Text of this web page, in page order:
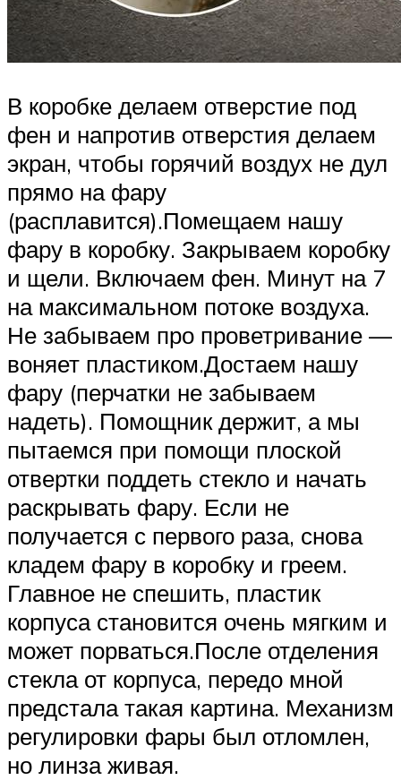
В коробке делаем отверстие под
фен и напротив отверстия делаем
экран, чтобы горячий воздух не дул
прямо на фару
(расплавится).Помещаем нашу
фару в коробку. Закрываем коробку
и щели. Включаем фен. Минут на 7
на максимальном потоке воздуха.
Не забываем про проветривание —
воняет пластиком.Достаем нашу
фару (перчатки не забываем
надеть). Помощник держит, а мы
пытаемся при помощи плоской
отвертки поддеть стекло и начать
раскрывать фару. Если не
получается с первого раза, снова
кладем фару в коробку и греем.
Главное не спешить, пластик
корпуса становится очень мягким и
может порваться.После отделения
стекла от корпуса, передо мной
предстала такая картина. Механизм
регулировки фары был отломлен,
но линза живая.